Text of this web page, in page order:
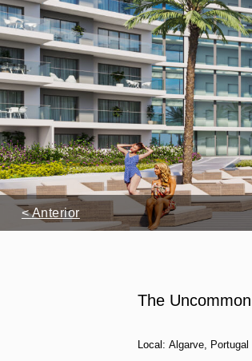
< Anterior
The
Local: Algarve, Portugal